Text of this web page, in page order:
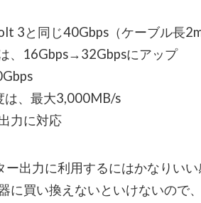
3と同じ40Gbps（ケーブル長2m
、16Gbps→32Gbpsにアップ
は、最大3,000MB/s
力に対応
出力に利用するにはかなりい
に買い換えないといけないので